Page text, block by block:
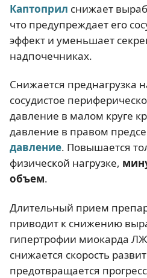
Каптоприл снижает
что предупреждает его
эффект и уменьшает
надпочечниках.
Снижается преднагрузка
сосудистое
давление в малом круге
давление в правом
давление. Повышается
физической нагрузке,
объем.
Длительный прием
приводит к снижению
гипертрофии миокарда
снижается скорость
предотвращается